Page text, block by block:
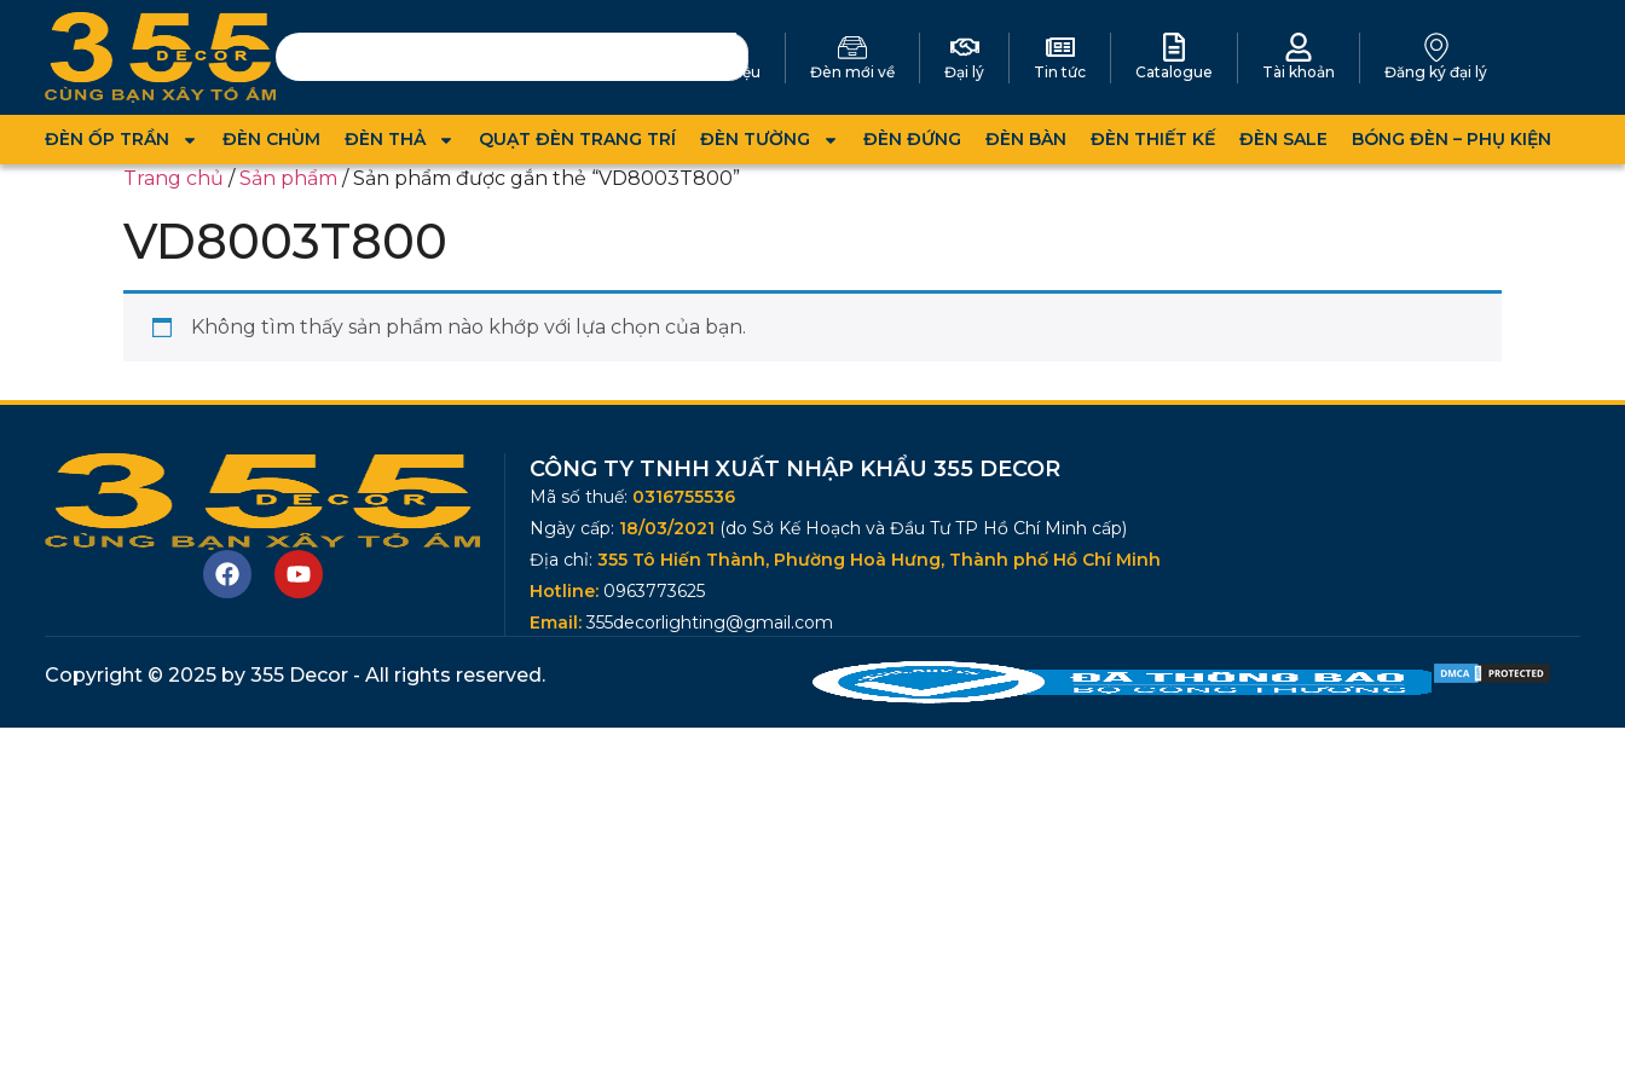
Giới thiệu Đèn mới về Đại lý Tin tức Catalogue Tài khoản Đăng ký đại lý
ĐÈN ỐP TRẦN ĐÈN CHÙM ĐÈN THẢ QUẠT ĐÈN TRANG TRÍ ĐÈN TƯỜNG ĐÈN ĐỨNG ĐÈN BÀN ĐÈN THIẾT KẾ ĐÈN SALE BÓNG ĐÈN – PHỤ KIỆN
Trang chủ/Sản phẩm/ Sản phẩm được gắn thẻ “VD8003T800”
VD8003T800
Không tìm thấy sản phẩm nào khớp với lựa chọn của bạn.
CÔNG TY TNHH XUẤT NHẬP KHẨU 355 DECOR
Mã số thuế: 0316755536
Ngày cấp: 18/03/2021 (do Sở Kế Hoạch và Đầu Tư TP Hồ Chí Minh cấp)
Địa chỉ: 355 Tô Hiến Thành, Phường Hoà Hưng, Thành phố Hồ Chí Minh
Hotline: 0963773625
Email:355decorlighting@gmail.com
Copyright © 2025 by 355 Decor - All rights reserved.